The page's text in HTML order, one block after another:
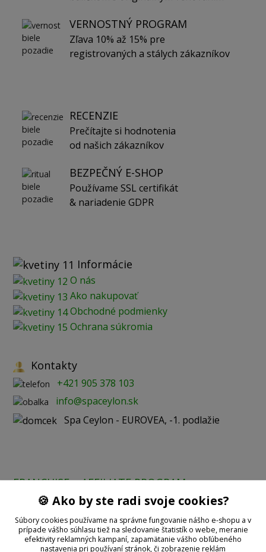
VERNOSTNÝ PROGRAM
Zľava 10% až 15% pre
registrovaných a stálych zákazníkov
RECENZIE
Prečítajte si hodnotenia
od našich zákazníkov
BEZPEČNÝ E-SHOP
Používame SSL certifikát
& nariadenie GDPR
Informácie
O nás
Ako nakupovať
Obchodné podmienky
Ochrana súkromia
Kontakty
+421 905 378 103
info@spaceylon.sk
Spa Ceylon - EUROVEA, -1. podlažie
FRANCHISE AFFILIATE PROGRAM
Prijímame online platby:
🍪 Ako by ste radi svoje cookies?
Súbory cookies používame na správne fungovanie nášho e-shopu a v
prípade vášho súhlasu tiež na sledovanie štatistík o webe, meranie
efektivity reklamných kampaní, zapamätanie vášho obľúbeného
nastavenia pri používaní stránok, či zobrazenie reklám